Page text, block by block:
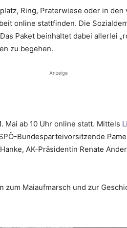
Ring, Praterwiese oder in
online stattfinden. Die
Paket beinhaltet dabei allerlei
zu begehen.
Anzeige
Mai ab 10 Uhr online statt. Mittels
Bundesparteivorsitzende
AK-Präsidentin Renate
zum Maiaufmarsch und zur